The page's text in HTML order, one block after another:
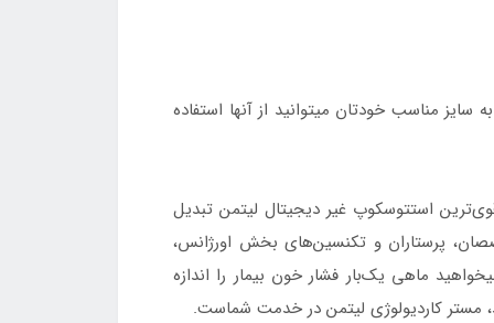
مناسب خودتان میتوانید از آنها استفاده
سمع عالی و راحتی در استفاده شناخته می‌شود. نمره عملکرد شنوایی ۱۰ از ۱۰ آن را به قوی‌ترین استتوسکوپ غیر دیجیتال لیتمن تبدیل
پرستاران و تکنسین‌های بخش اورژانس،
ماهی یک‌بار فشار خون بیمار را اندازه
مستر کاردیولوژی لیتمن در خدمت شماست.